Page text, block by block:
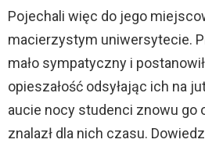
Pojechali więc do jego
macierzystym uniwersytecie.
mało sympatyczny i
opieszałość odsyłając ich na
aucie nocy studenci znowu go
znalazł dla nich czasu.